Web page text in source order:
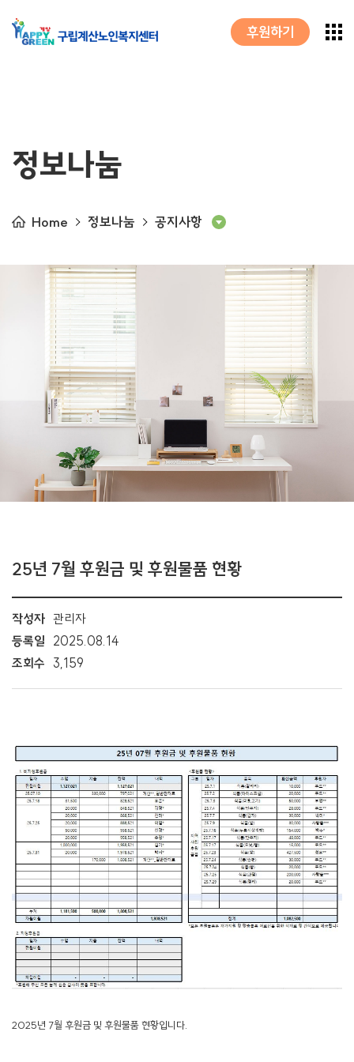
후원하기
정보나눔
Home 정보나눔 공지사항
25년 7월 후원금 및 후원물품 현황
작성자 관리자
등록일 2025.08.14
조회수 3,159
2025년 7월 후원금 및 후원물품 현황입니다.